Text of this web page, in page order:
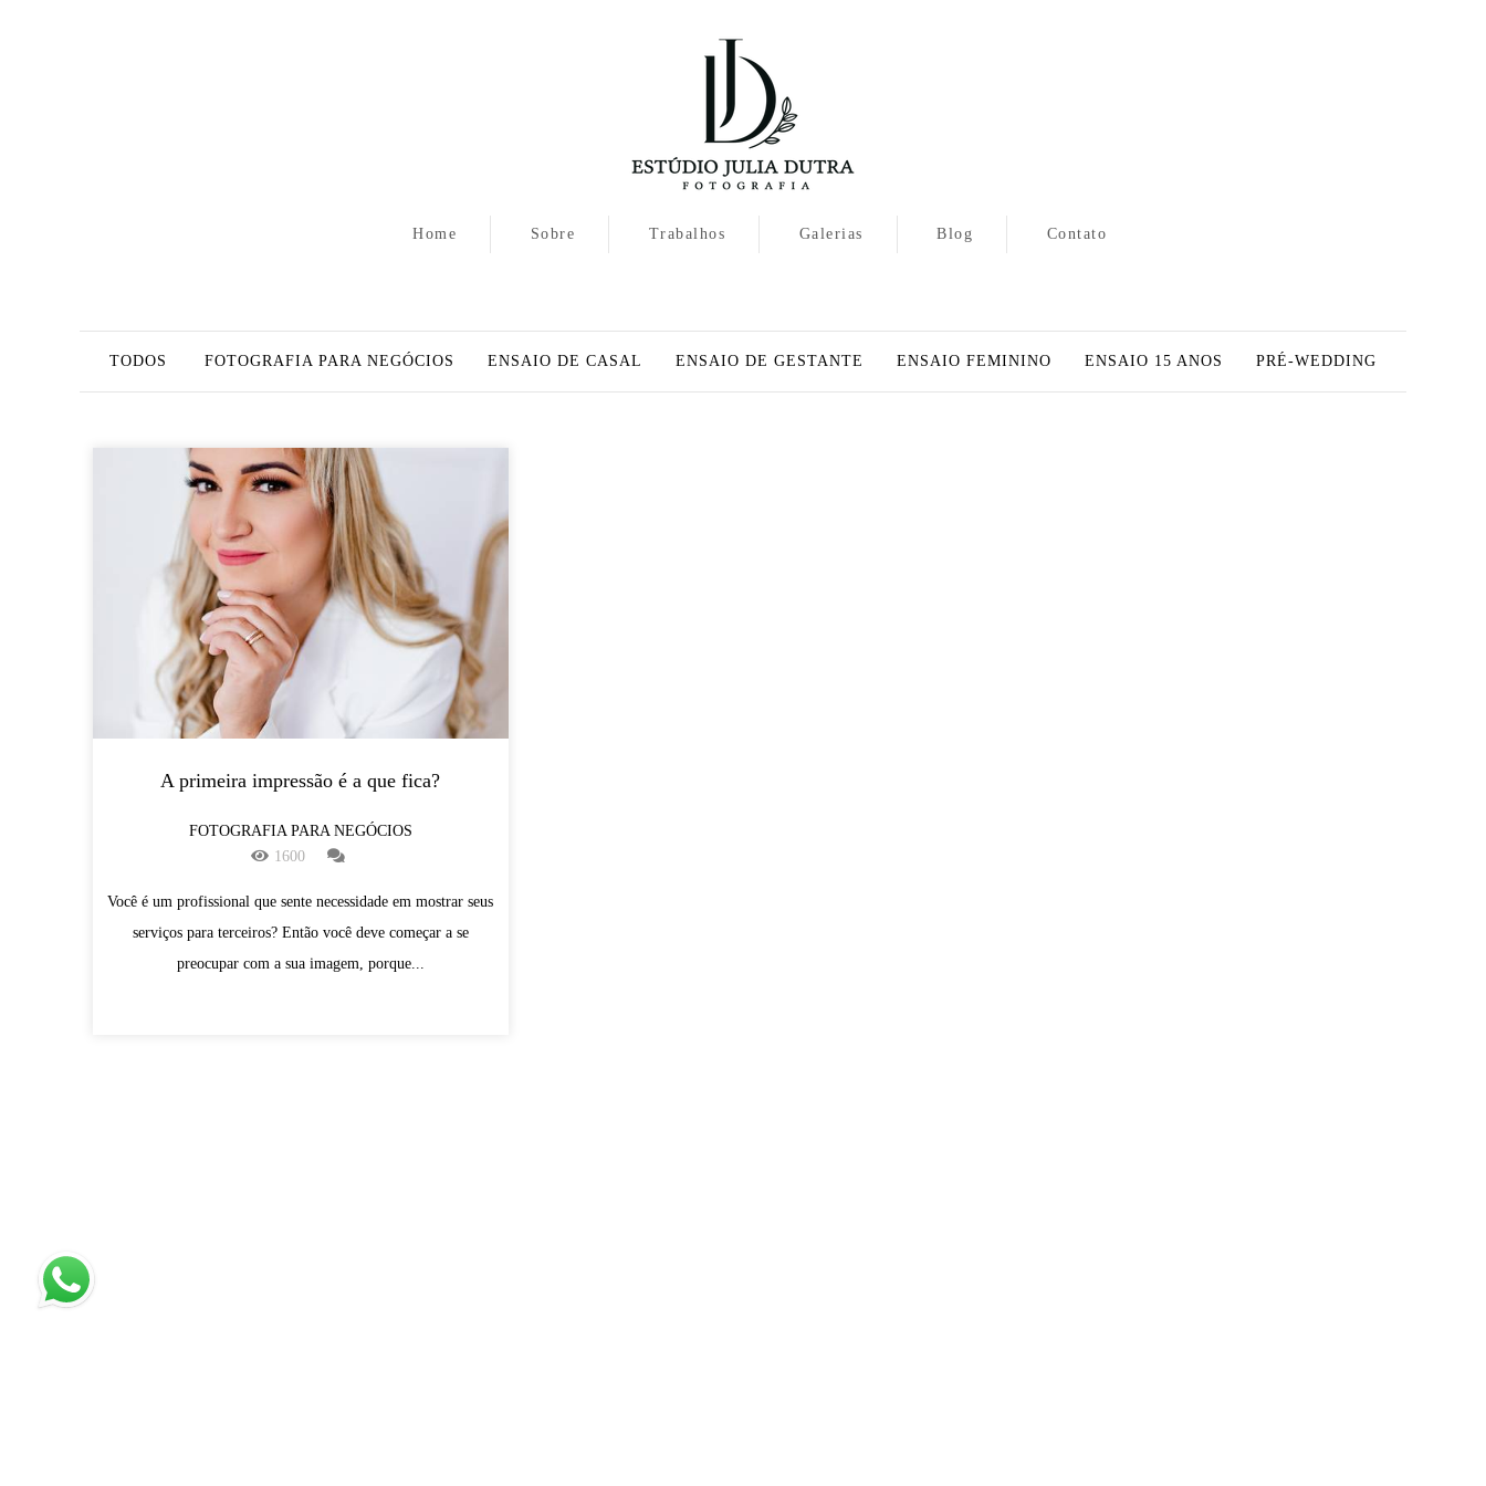
Home Sobre Trabalhos Galerias Blog Contato
TODOS FOTOGRAFIA PARA NEGÓCIOS ENSAIO DE CASAL ENSAIO DE GESTANTE ENSAIO FEMININO ENSAIO 15 ANOS PRÉ-WEDDING
A primeira impressão é a que fica?
FOTOGRAFIA PARA NEGÓCIOS
1600
Você é um profissional que sente necessidade em mostrar seus
serviços para terceiros? Então você deve começar a se
preocupar com a sua imagem, porque...